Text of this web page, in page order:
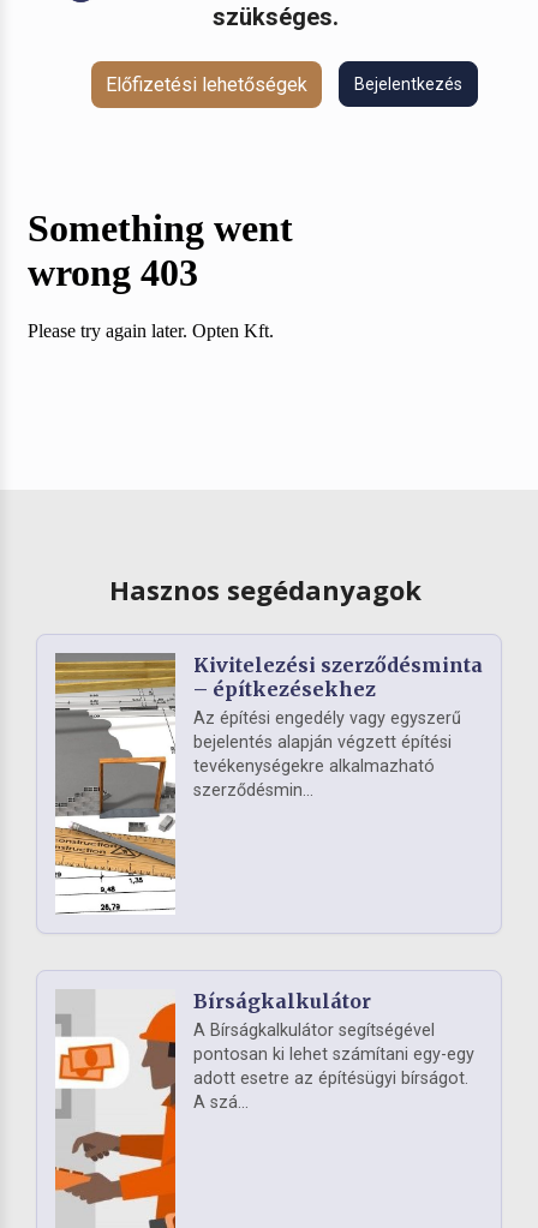
szükséges.
Előfizetési lehetőségek Bejelentkezés
Hasznos segédanyagok
Kivitelezési szerződésminta
– építkezésekhez
Az építési engedély vagy egyszerű
bejelentés alapján végzett építési
tevékenységekre alkalmazható
szerződésmin...
Bírságkalkulátor
A Bírságkalkulátor segítségével
pontosan ki lehet számítani egy-egy
adott esetre az építésügyi bírságot.
A szá...